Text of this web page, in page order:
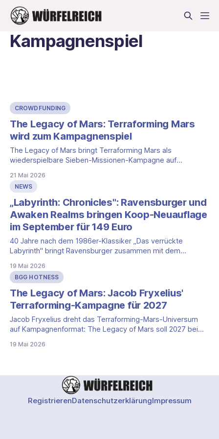
Kampagnenspiel
CROWDFUNDING
The Legacy of Mars: Terraforming Mars
wird zum Kampagnenspiel
The Legacy of Mars bringt Terraforming Mars als
wiederspielbare Sieben-Missionen-Kampagne auf
kosten und worauf Sie vor einer Unterstützung achten
sollten.
21 Mai 2026
NEWS
„Labyrinth: Chronicles": Ravensburger und
Awaken Realms bringen Koop-Neuauflage
im September für 149 Euro
40 Jahre nach dem 1986er-Klassiker „Das verrückte
Labyrinth" bringt Ravensburger zusammen mit dem
Neuinterpretation mit 3D-Spielplan in den Handel —
vorfinanziert durch eine Gamefound-Kampagne mit über
12.000 Unterstützern.
19 Mai 2026
BGG HOTNESS
The Legacy of Mars: Jacob Fryxelius'
Terraforming-Kampagne für 2027
Jacob Fryxelius dreht das Terraforming-Mars-Universum
auf Kampagnenformat: The Legacy of Mars soll 2027 bei
gegen eine Mission-zu-Mission-Erzählung. Die
19 Mai 2026
RegistrierenDatenschutzerklärungImpressum